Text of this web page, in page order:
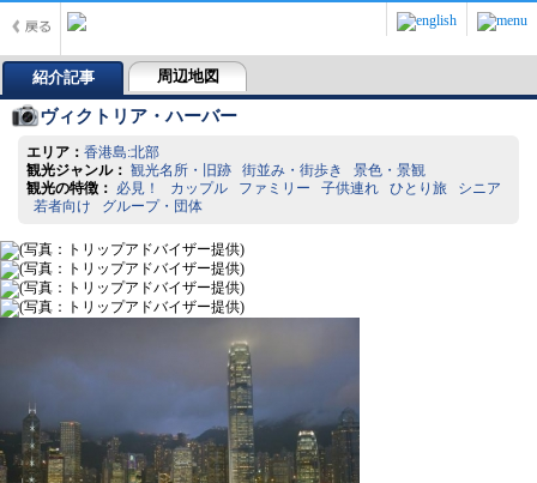
紹介記事 周辺地図
ヴィクトリア・ハーバー
エリア：香港島:北部
観光ジャンル： 観光名所・旧跡 街並み・街歩き 景色・景観
観光の特徴： 必見！ カップル ファミリー 子供連れ ひとり旅 シニア
若者向け グループ・団体